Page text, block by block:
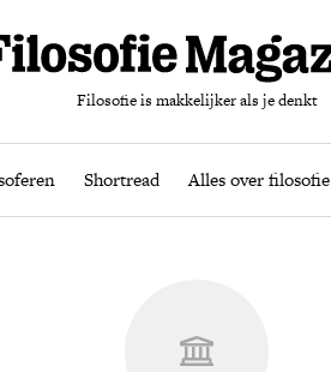
Filosofie is makkelijker als je denkt
Shortread Alles over filosofie
Podcast Leren Filosoferen Shortread